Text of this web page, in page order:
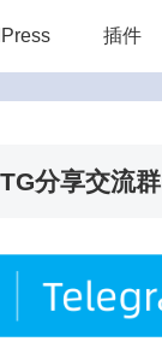
插件
分享交流群